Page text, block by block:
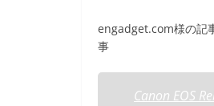
engadget.com様の記
事
Canon EOS